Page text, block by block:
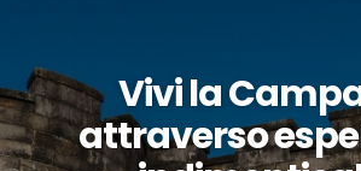
Vivi la
attraverso